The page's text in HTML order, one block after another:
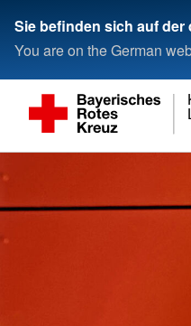
Sie befinden sich auf der
You are on the German